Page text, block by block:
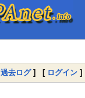
過去ログ] [ ログイン ]